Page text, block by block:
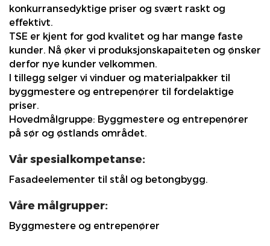
konkurransedyktige priser og svært raskt og
effektivt.
TSE er kjent for god kvalitet og har mange faste
kunder. Nå øker vi produksjonskapaiteten og ønsker
derfor nye kunder velkommen.
I tillegg selger vi vinduer og materialpakker til
byggmestere og entrepenører til fordelaktige
priser.
Hovedmålgruppe: Byggmestere og entrepenører
på sør og østlands området.
Vår spesialkompetanse:
Fasadeelementer til stål og betongbygg.
Våre målgrupper:
Byggmestere og entrepenører